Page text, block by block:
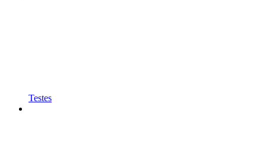
Testes